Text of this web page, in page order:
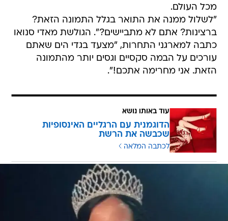
מכל העולם.
"לשלול ממנה את התואר בגלל התמונה הזאת?
ברצינות? אתם לא מתביישים?". הגולשת מאדי סנואו
כתבה למארגני התחרות, "מצעד בגדי הים שאתם
עורכים על הבמה סקסיים וגסים יותר מהתמונה
הזאת. אני מחרימה אתכם!".
עוד באותו נושא
הדוגמנית עם הרגליים האינסופיות
שכבשה את הרשת
לכתבה המלאה